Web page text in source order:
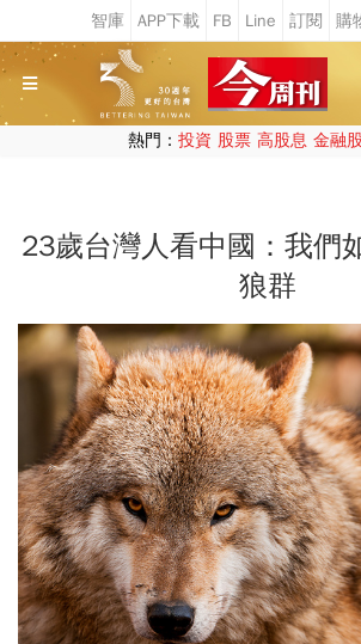
熱門： 投資 股票 高股息 金融
23歲台灣人看中國：我們
狼群